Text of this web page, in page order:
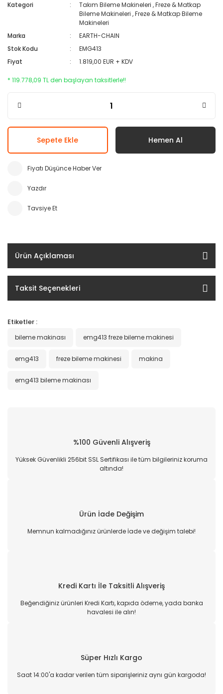
Kategori Takım Bileme Makineleri ,Freze & Matkap
Bileme Makineleri ,Freze & Matkap Bileme
Makineleri
Marka
EARTH-CHAIN
Stok Kodu
EMG413
Fiyat
1.819,00 EUR + KDV
* 119.778,09 TL den başlayan taksitlerle!!
Sepete Ekle Hemen Al
Fiyatı Düşünce Haber Ver
Yazdır
Tavsiye Et
Ürün Açıklaması
Taksit Seçenekleri
Etiketler :
bileme makinası emg413 freze bileme makinesi
emg413 freze bileme makinesi makina
emg413 bileme makinası
%100 Güvenli Alışveriş
Yüksek Güvenlikli 256bit SSL Sertifikası ile tüm bilgileriniz koruma
altında!
Ürün İade Değişim
Memnun kalmadığınız ürünlerde İade ve değişim talebi!
Kredi Kartı İle Taksitli Alışveriş
Beğendiğiniz ürünleri Kredi Kartı, kapıda ödeme, yada banka
havalesi ile alın!
Süper Hızlı Kargo
Saat 14:00'a kadar verilen tüm siparişleriniz aynı gün kargoda!